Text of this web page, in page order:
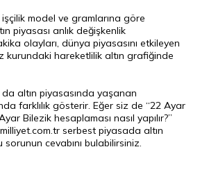
model ve gramlarına göre
piyasası anlık değişkenlik
olayları, dünya piyasasını etkileyen
kurundaki hareketlilik altın grafiğinde
altın piyasasında yaşanan
farklılık gösterir. Eğer siz de “22 Ayar
Bilezik hesaplaması nasıl yapılır?”
serbest piyasada altın
cevabını bulabilirsiniz.